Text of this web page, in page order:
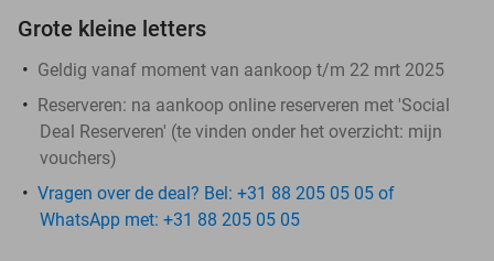
Grote kleine letters
Geldig vanaf moment van aankoop t/m 22 mrt 2025
Reserveren: na aankoop online reserveren met 'Social
Deal Reserveren' (te vinden onder het overzicht: mijn
vouchers)
Vragen over de deal? Bel: +31 88 205 05 05 of
WhatsApp met: +31 88 205 05 05